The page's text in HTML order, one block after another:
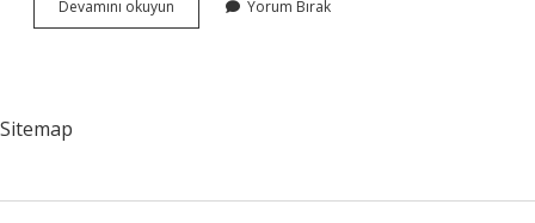
Devamını okuyun
Almak
Yorum Bırak
Sitemap